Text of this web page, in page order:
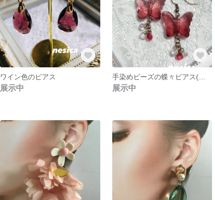
ワイン色のピアス
展示中
手染めビーズの蝶々ピアス(金古美)
展示中